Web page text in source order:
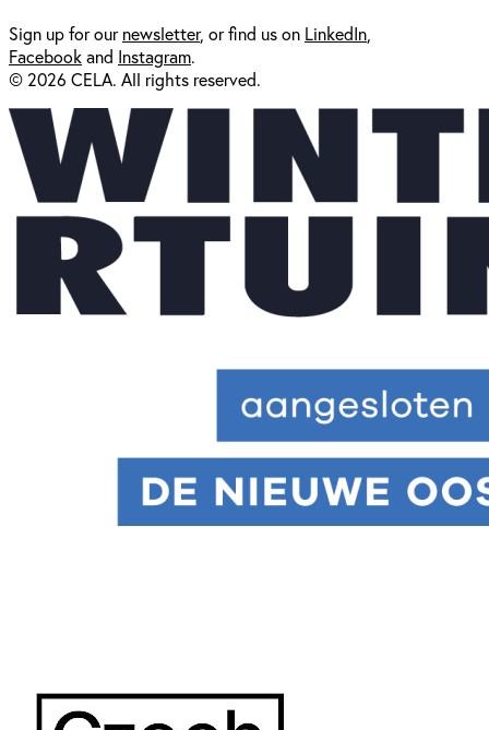
Sign up for ournewsletter, or find us on LinkedIn
Facebookand Instagram.
© 2026 CELA. All rights reserved.